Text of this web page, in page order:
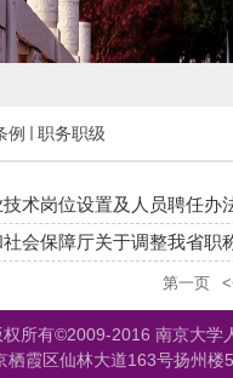
例 职务职级
术岗位设置及人员聘任办
第一页
权所有©2009-2016 南京大学
栖霞区仙林大道163号扬州